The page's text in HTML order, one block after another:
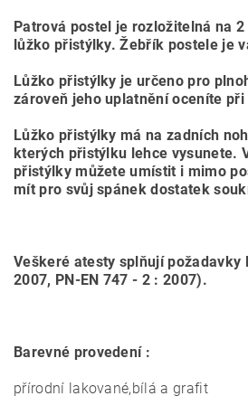
Patrová postel je rozložitelná na
lůžko přistýlky. Žebřík postele je
Lůžko přistýlky je určeno pro
zároveň jeho uplatnění oceníte
Lůžko přistýlky má na zadních
kterých přistýlku lehce vysunete.
přistýlky můžete umístit i mimo
mít pro svůj spánek dostatek
Veškeré atesty splňují požadavky
2007, PN-EN 747 - 2 : 2007).
Barevné provedení :
přírodní lakované,bílá a grafit